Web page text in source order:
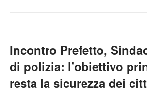
Incontro Prefetto,
di polizia: l’obiettivo
resta la sicurezza dei